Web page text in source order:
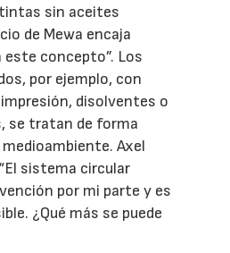
sin aceites
de Mewa encaja
concepto”. Los
por ejemplo, con
disolventes o
se tratan de forma
Axel
sistema circular
por mi parte y es
¿Qué más se puede